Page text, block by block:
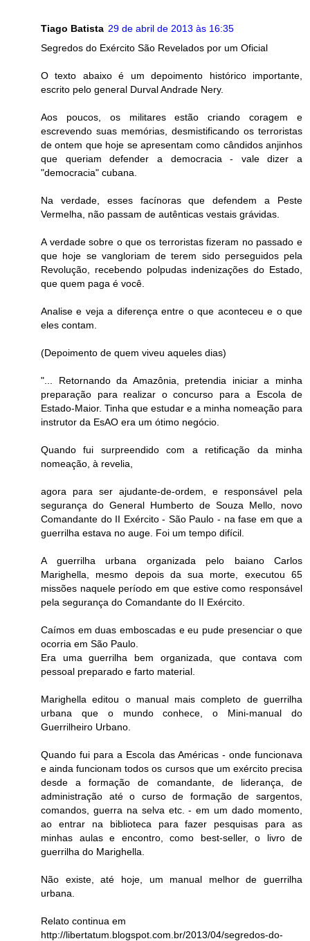
Tiago Batista 29 de abril de 2013 às 16:35
Segredos do Exército São Revelados por um Oficial
O texto abaixo é um depoimento histórico importante,
escrito pelo general Durval Andrade Nery.
Aos poucos, os militares estão criando coragem e
escrevendo suas memórias, desmistificando os terroristas
de ontem que hoje se apresentam como cândidos anjinhos
que queriam defender a democracia - vale dizer a
"democracia" cubana.
Na verdade, esses facínoras que defendem a Peste
Vermelha, não passam de autênticas vestais grávidas.
A verdade sobre o que os terroristas fizeram no passado e
que hoje se vangloriam de terem sido perseguidos pela
Revolução, recebendo polpudas indenizações do Estado,
que quem paga é você.
Analise e veja a diferença entre o que aconteceu e o que
eles contam.
(Depoimento de quem viveu aqueles dias)
"... Retornando da Amazônia, pretendia iniciar a minha
preparação para realizar o concurso para a Escola de
Estado-Maior. Tinha que estudar e a minha nomeação para
instrutor da EsAO era um ótimo negócio.
Quando fui surpreendido com a retificação da minha
nomeação, à revelia,
agora para ser ajudante-de-ordem, e responsável pela
segurança do General Humberto de Souza Mello, novo
Comandante do II Exército - São Paulo - na fase em que a
guerrilha estava no auge. Foi um tempo difícil.
A guerrilha urbana organizada pelo baiano Carlos
Marighella, mesmo depois da sua morte, executou 65
missões naquele período em que estive como responsável
pela segurança do Comandante do II Exército.
Caímos em duas emboscadas e eu pude presenciar o que
ocorria em São Paulo.
Era uma guerrilha bem organizada, que contava com
pessoal preparado e farto material.
Marighella editou o manual mais completo de guerrilha
urbana que o mundo conhece, o Mini-manual do
Guerrilheiro Urbano.
Quando fui para a Escola das Américas - onde funcionava
e ainda funcionam todos os cursos que um exército precisa
desde a formação de comandante, de liderança, de
administração até o curso de formação de sargentos,
comandos, guerra na selva etc. - em um dado momento,
ao entrar na biblioteca para fazer pesquisas para as
minhas aulas e encontro, como best-seller, o livro de
guerrilha do Marighella.
Não existe, até hoje, um manual melhor de guerrilha
urbana.
Relato continua em
http://libertatum.blogspot.com.br/2013/04/segredos-do-